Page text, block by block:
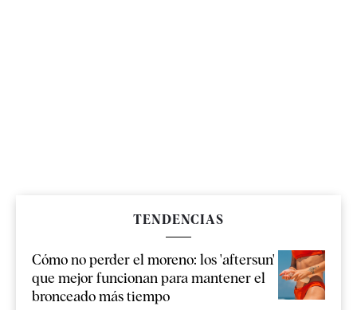
TENDENCIAS
Cómo no perder el moreno: los 'aftersun'
que mejor funcionan para mantener el
bronceado más tiempo